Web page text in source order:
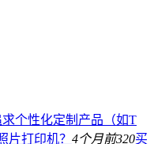
个性化定制产品（如T
片打印机？ 4个月前320买